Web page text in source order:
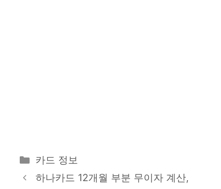
카
테
카드 정보
하나카드 12개월 부분 무이자 계산,